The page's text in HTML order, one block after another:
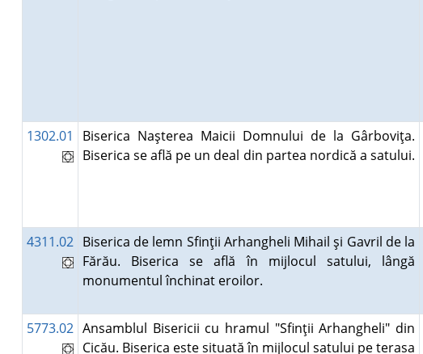
1302.01
Biserica Naşterea Maicii Domnului de la Gârboviţa.
Biserica se află pe un deal din partea nordică a satului.
4311.02 Biserica de lemn Sfinţii Arhangheli Mihail şi Gavril de la
Fărău. Biserica se află în mijlocul satului, lângă
monumentul închinat eroilor.
5773.02 Ansamblul Bisericii cu hramul "Sfinţii Arhangheli" din
Cicău. Biserica este situată în mijlocul satului pe terasa